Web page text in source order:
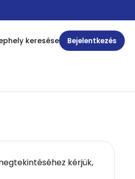
keresése Bejelentkezés
kérjük,